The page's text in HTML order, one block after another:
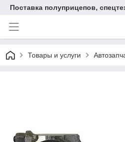
Поставка полуприцепов,
Товары и услуги